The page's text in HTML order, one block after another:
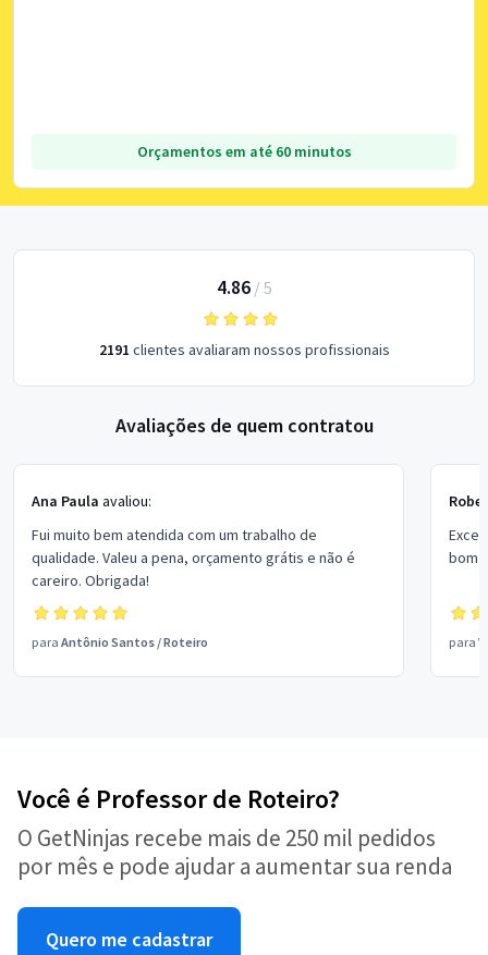
Orçamentos em até 60 minutos
4.86/ 5
2191 clientes avaliaram nossos profissionais
Avaliações de quem contratou
Ana Paula avaliou:
Fui muito bem atendida com um trabalho de
qualidade. Valeu a pena, orçamento grátis e não é
careiro. Obrigada!
para Antônio Santos /Roteiro
bom
para
Você é Professor de Roteiro?
O GetNinjas recebe mais de 250 mil pedidos
por mês e pode ajudar a aumentar sua renda
Quero me cadastrar